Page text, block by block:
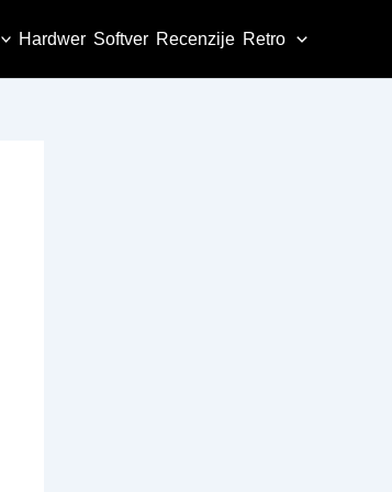
Hardwer Softver Recenzije Retro